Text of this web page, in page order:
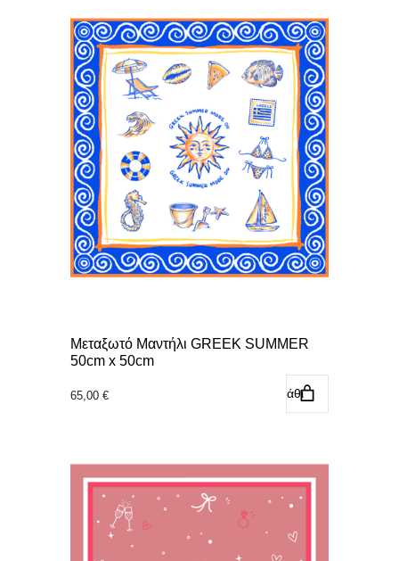
Μεταξωτό Μαντήλι GREEK SUMMER
50cm x 50cm
65,00 € Προσθήκη στο καλάθι